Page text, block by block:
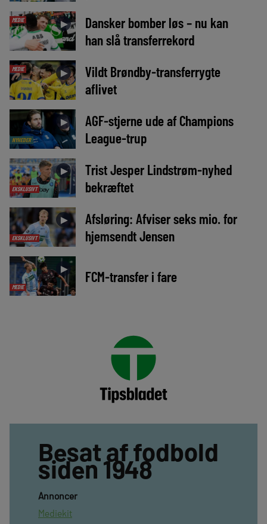
MEDIE ►
Dansker bomber løs – nu kan
han slå transferrekord
MEDIE ►
Vildt Brøndby-transferrygte
aflivet
NYHEDER
►
AGF-stjerne ude af Champions
League-trup
EKSKLUSIVT
►
Trist Jesper Lindstrøm-nyhed
bekræftet
EKSKLUSIVT
►
Afsløring: Afviser seks mio. for
hjemsendt Jensen
MEDIE
► FCM-transfer i fare
Besat af fodbold
siden 1948
Annoncer
Mediekit